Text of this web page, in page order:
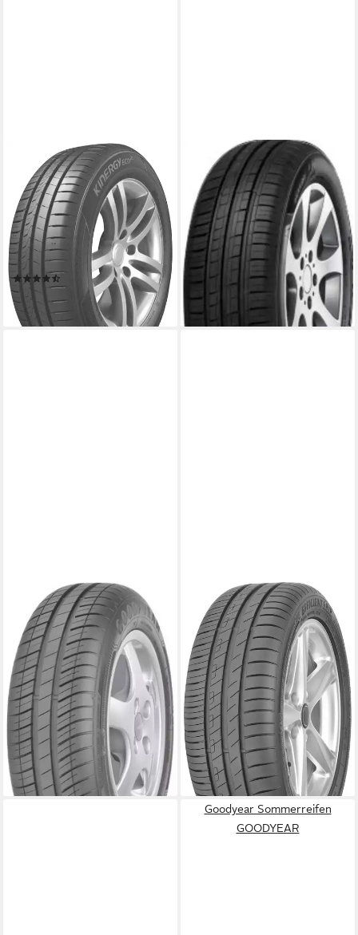
HANKOOK
Sommerreifen Kinergy Eco-2
K435, in verschiedenen
Ausführungen erhältlich
Kraftstoffeffizienz
Produktdatenblatt
Nasshaftung
Produktdatenblatt
ab 96,99 €
lieferbar - in 4-5 Werktagen bei dir
IMPERIAL
Sommerreifen ECODRIVER
4, in verschiedenen
Ausführungen erhältlich
Kraftstoffeffizienz
Produktdatenblatt
Nasshaftung
Produktdatenblatt
ab 66,99 €
lieferbar - in 4-5 Werktagen bei dir
GOODYEAR
Sommerreifen
EFFICIENTGRIP COMPACT,
in verschiedenen
Ausführungen erhältlich
Kraftstoffeffizienz
Produktdatenblatt
Nasshaftung
Produktdatenblatt
124,99 €
lieferbar - in 4-5 Werktagen bei dir
GOODYEAR
Sommerreifen
EFFICIENTGR.PER.2, in
verschiedenen Ausführungen
erhältlich
Kraftstoffeffizienz
Produktdatenblatt
Nasshaftung
Produktdatenblatt
214,99 € UVP 225,99 €
-5%
lieferbar - in 4-5 Werktagen bei dir
Goodyear Sommerreifen
GOODYEAR